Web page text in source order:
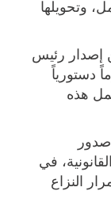
وتحويلها
إصدار رئيس
دستورياً
عمل هذه
صدور
في
النزاع